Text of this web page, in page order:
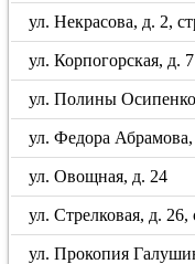
ул. Некрасова, д. 2,
ул. Корпогорская, д. 7
ул. Полины
ул. Федора Абрамова,
ул. Овощная, д. 24
ул. Стрелковая, д. 26,
ул. Прокопия